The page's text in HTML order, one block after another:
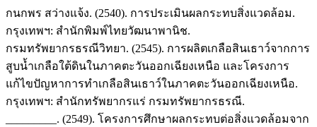
กนกพร สว่างแจ้ง. (2540). การประเมินผลกระทบสิ่งแวดล้อม.
กรุงเทพฯ: สำนักพิมพ์ไทยวัฒนาพานิช.
กรมทรัพยากรธรณีวิทยา. (2545). การผลิตเกลือสินเธาว์จากการ
สูบน้ำเกลือใต้ดินในภาคตะวันออกเฉียงเหนือ และโครงการ
แก้ไขปัญหาการทำเกลือสินเธาว์ในภาคตะวันออกเฉียงเหนือ.
กรุงเทพฯ: สำนักทรัพยากรแร่ กรมทรัพยากรธรณี.
_________. (2549). โครงการศึกษาผลกระทบต่อสิ่งแวดล้อมจาก